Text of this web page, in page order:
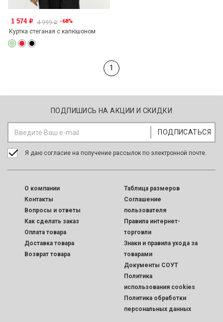
1 574 o 4 999o -68%
Куртка стеганая с капюшоном
1
ПОДПИШИСЬ НА АКЦИИ И СКИДКИ
Я даю согласие на получение рассылок по электронной почте.
O компании
Контакты
Вопросы и ответы
Как сделать заказ
Оплата товара
Доставка товара
Возврат товара
Таблица размеров
Соглашение
пользователя
Правила интернет-
торговли
Знаки и правила ухода за
товарами
Документы СОУТ
Политика
использования cookies
Политика обработки
персональных данных